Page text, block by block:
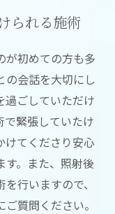
られる施術
が初めての方も多
の会話を大切にし
過ごしていただけ
で緊張していたけ
けてくださり安心
す。また、照射後
行いますので、
質問ください。